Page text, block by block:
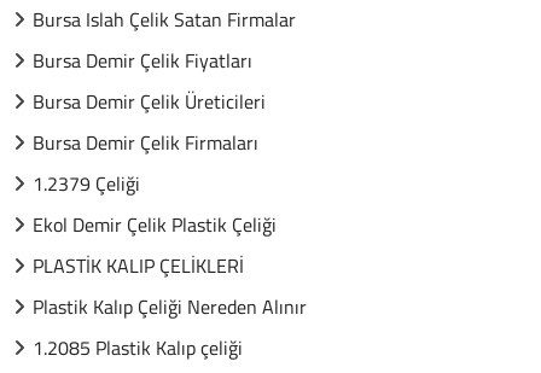
Bursa Islah Çelik Satan Firmalar
Bursa Demir Çelik Fiyatları
Bursa Demir Çelik Üreticileri
Bursa Demir Çelik Firmaları
1.2379 Çeliği
Ekol Demir Çelik Plastik Çeliği
PLASTİK KALIP ÇELİKLERİ
Plastik Kalıp Çeliği Nereden Alınır
1.2085 Plastik Kalıp çeliği